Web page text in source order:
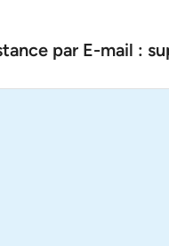
par E-mail :